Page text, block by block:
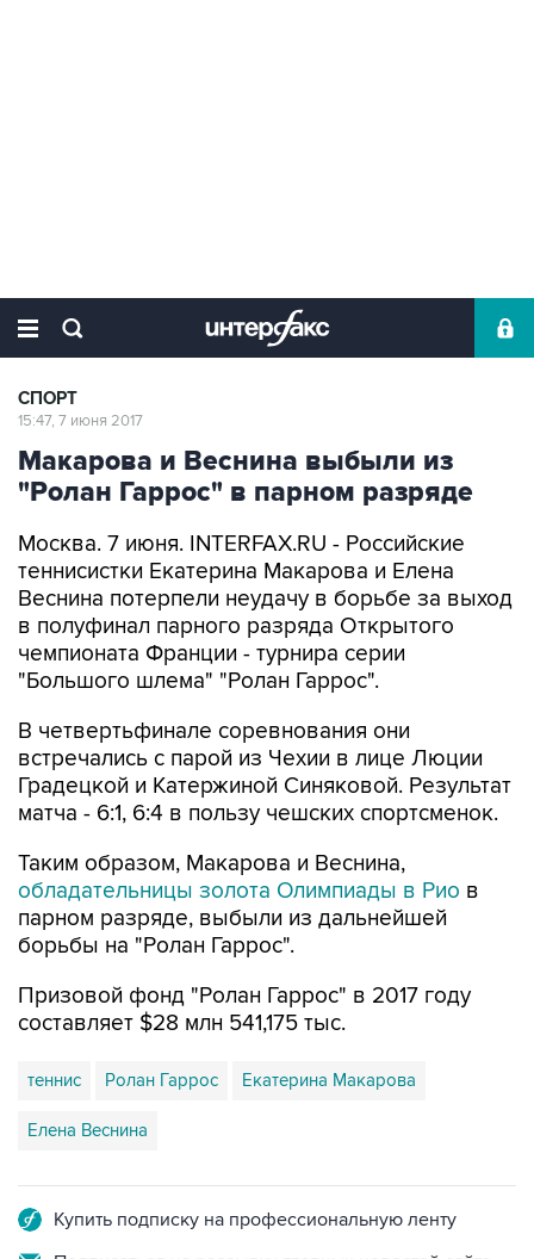
СПОРТ
15:47, 7 июня 2017
Макарова и Веснина выбыли из
"Ролан Гаррос" в парном разряде
Москва. 7 июня. INTERFAX.RU - Российские
теннисистки Екатерина Макарова и Елена
Веснина потерпели неудачу в борьбе за выход
в полуфинал парного разряда Открытого
чемпионата Франции - турнира серии
"Большого шлема" "Ролан Гаррос".
В четвертьфинале соревнования они
встречались с парой из Чехии в лице Люции
Градецкой и Катержиной Синяковой. Результат
матча - 6:1, 6:4 в пользу чешских спортсменок.
Таким образом, Макарова и Веснина,
обладательницы золота Олимпиады в Рио в
парном разряде, выбыли из дальнейшей
борьбы на "Ролан Гаррос".
Призовой фонд "Ролан Гаррос" в 2017 году
составляет $28 млн 541,175 тыс.
теннис Ролан Гаррос Екатерина Макарова
Елена Веснина
Купить подписку на профессиональную ленту